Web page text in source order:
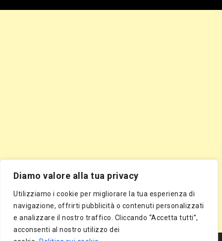
Diamo valore alla tua privacy
Utilizziamo i cookie per migliorare la tua esperienza di
navigazione, offrirti pubblicità o contenuti personalizzati
e analizzare il nostro traffico. Cliccando “Accetta tutti”,
acconsenti al nostro utilizzo dei
Segnala Sito Gratis| Segnala Azienda Gratis